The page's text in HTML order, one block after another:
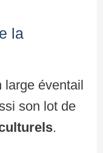
la
large éventail
son lot de
.